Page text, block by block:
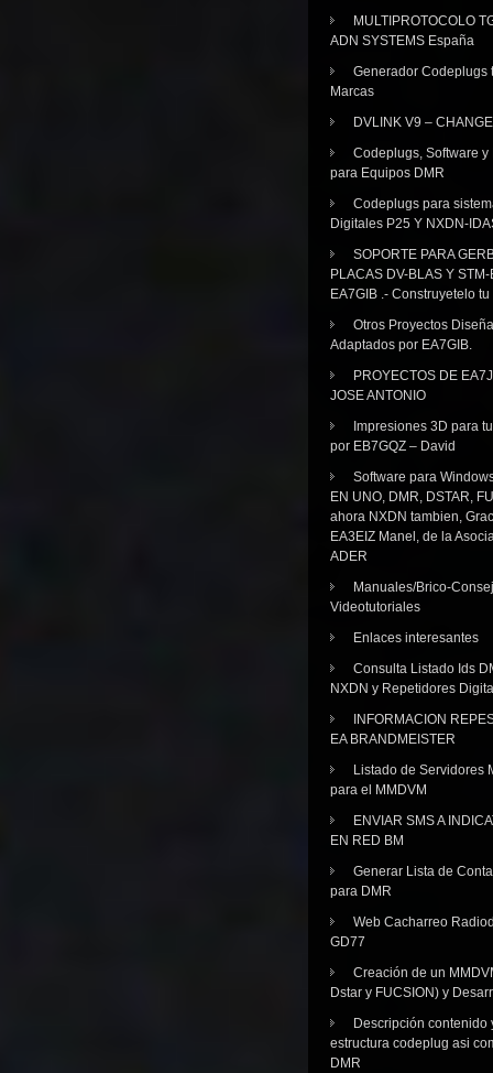
MULTIPROTOCOLO
ADN SYSTEMS España
Generador Codeplugs
Marcas
DVLINK V9 –
Codeplugs, Software y
para Equipos DMR
Codeplugs para
Digitales P25 Y NXDN-
SOPORTE PARA
PLACAS DV-BLAS Y
EA7GIB .- Construyetelo
Otros Proyectos
Adaptados por EA7GIB.
PROYECTOS DE
JOSE ANTONIO
Impresiones 3D para
por EB7GQZ – David
Software para
EN UNO, DMR, DSTAR,
ahora NXDN tambien,
EA3EIZ Manel, de la
ADER
Manuales/Brico-
Videotutoriales
Enlaces interesantes
Consulta Listado Ids
NXDN y Repetidores
INFORMACION
EA BRANDMEISTER
Listado de Servidores
para el MMDVM
ENVIAR SMS A
EN RED BM
Generar Lista de
para DMR
Web Cacharreo
GD77
Creación de un
Dstar y FUCSION) y
Descripción contenido
estructura codeplug asi
DMR